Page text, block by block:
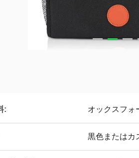
: オックスフォ
黒色またはカ